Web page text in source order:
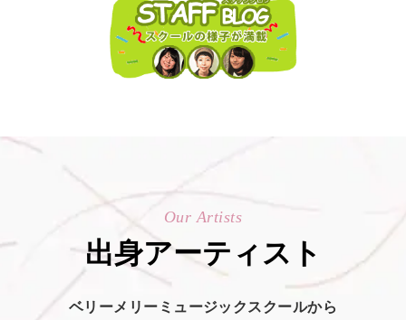
Our Artists
出身アーティスト
ベリーメリーミュージックスクールから